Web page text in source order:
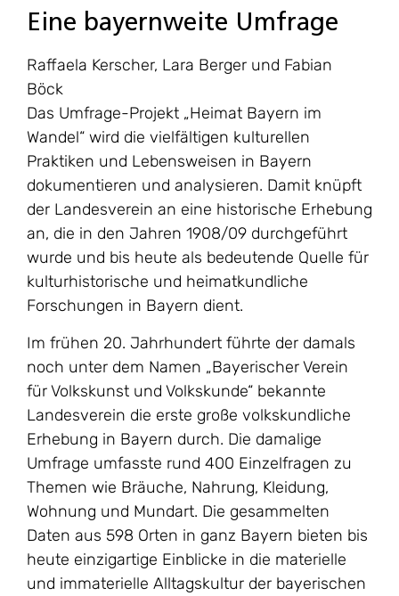
Eine bayernweite Umfrage
Raffaela Kerscher, Lara Berger und Fabian
Böck
Das Umfrage-Projekt „Heimat Bayern im
Wandel“ wird die vielfältigen kulturellen
Praktiken und Lebensweisen in Bayern
dokumentieren und analysieren. Damit knüpft
der Landesverein an eine historische Erhebung
an, die in den Jahren 1908/09 durchgeführt
wurde und bis heute als bedeutende Quelle für
kulturhistorische und heimatkundliche
Forschungen in Bayern dient.
Im frühen 20. Jahrhundert führte der damals
noch unter dem Namen „Bayerischer Verein
für Volkskunst und Volkskunde“ bekannte
Landesverein die erste große volkskundliche
Erhebung in Bayern durch. Die damalige
Umfrage umfasste rund 400 Einzelfragen zu
Themen wie Bräuche, Nahrung, Kleidung,
Wohnung und Mundart. Die gesammelten
Daten aus 598 Orten in ganz Bayern bieten bis
heute einzigartige Einblicke in die materielle
und immaterielle Alltagskultur der bayerischen